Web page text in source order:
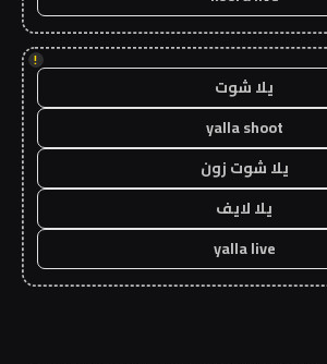
!
يلا شوت
yalla shoot
يلا شوت زون
يلا لايف
yalla live